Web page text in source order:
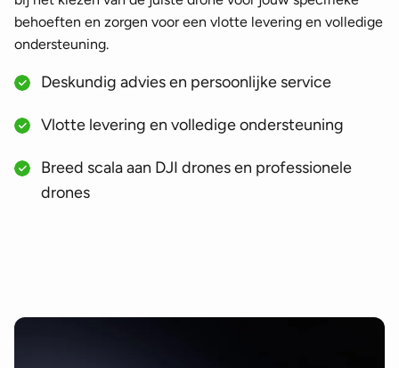
behoeften en zorgen voor een vlotte levering en volledige
ondersteuning.
Deskundig advies en persoonlijke service
Vlotte levering en volledige ondersteuning
Breed scala aan DJI drones en professionele
drones